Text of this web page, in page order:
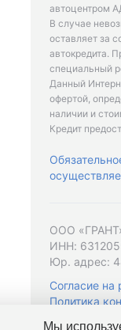
автоцентром
В случае
оставляет за
автокредита.
специальный
Данный
офертой,
наличии и
Кредит
ООО
ИНН:
Юр. адрес:
Согласие
Политика
Мы